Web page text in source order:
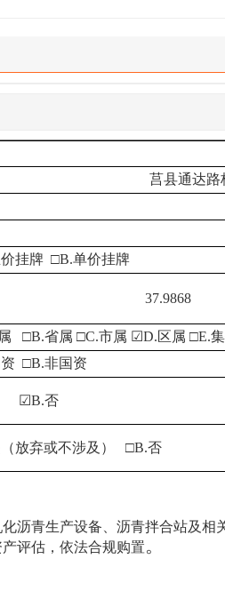
莒县通达路
挂牌 □B.单价挂牌
37.9868
□B.省属 □C.市属 ☑D.区属 □E.
□B.非国资
☑B.否
放弃或不涉及） □B.否
化沥青生产设备、沥青拌合站及相
评估，依法合规购置。